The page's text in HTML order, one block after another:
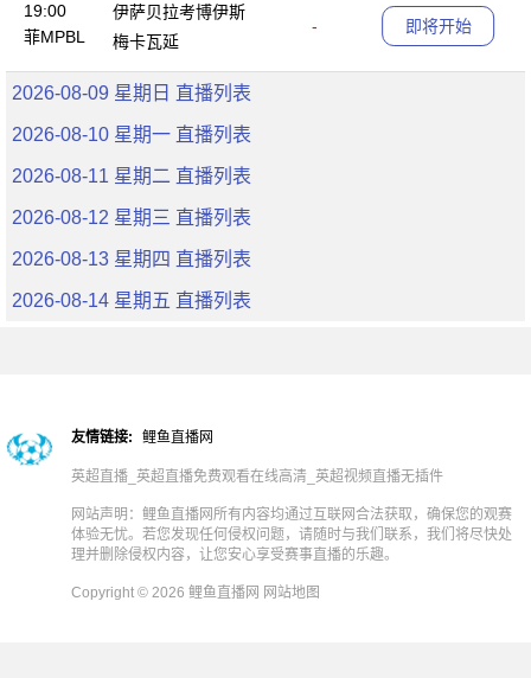
19:00
菲MPBL
伊萨贝拉考博伊斯
-
梅卡瓦延
即将开始
2026-08-09 星期日 直播列表
2026-08-10 星期一 直播列表
2026-08-11 星期二 直播列表
2026-08-12 星期三 直播列表
2026-08-13 星期四 直播列表
2026-08-14 星期五 直播列表
友情链接: 鲤鱼直播网
英超直播_英超直播免费观看在线高清_英超视频直播无插件
网站声明：鲤鱼直播网所有内容均通过互联网合法获取，确保您的观赛
体验无忧。若您发现任何侵权问题，请随时与我们联系，我们将尽快处
理并删除侵权内容，让您安心享受赛事直播的乐趣。
Copyright © 2026 鲤鱼直播网 网站地图